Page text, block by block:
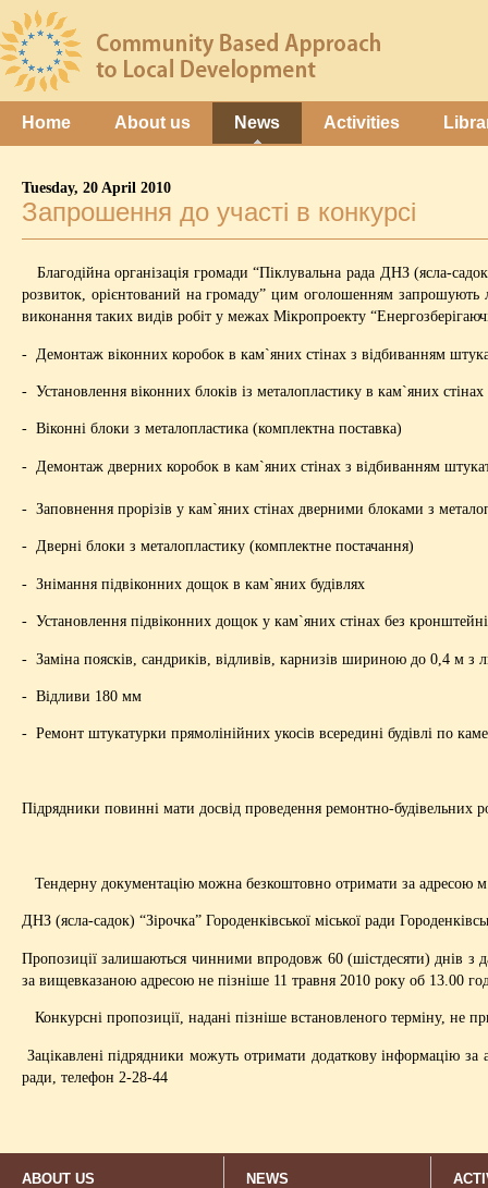
Home About us News Activities
Tuesday, 20 April 2010
Запрошення до участі в конкурсі
Благодійна організація громади “Піклувальна рада ДНЗ (ясла-
розвиток, орієнтований на громаду” цим оголошенням запрошують
виконання таких видів робіт у межах Мікропроекту
- Демонтаж віконних коробок в кам`яних стінах з відбиванням
- Установлення віконних блоків із металопластику в кам`яних стінах
- Віконні блоки з металопластика (комплектна поставка)
- Демонтаж дверних коробок в кам`яних стінах з відбиванням
- Заповнення прорізів у кам`яних стінах дверними блоками з
- Дверні блоки з металопластику (комплектне постачання)
- Знімання підвіконних дощок в кам`яних будівлях
- Установлення підвіконних дощок у кам`яних стінах без
- Заміна поясків, сандриків, відливів, карнизів шириною до 0,4 м з
- Відливи 180 мм
- Ремонт штукатурки прямолінійних укосів всередині будівлі по
Підрядники повинні мати досвід проведення ремонтно-будівельних
Тендерну документацію можна безкоштовно отримати за адресою
ДНЗ (ясла-садок) “Зірочка” Городенківської міської ради
Пропозиції залишаються чинними впродовж 60 (шістдесяти) днів з
за вищевказаною адресою не пізніше 11 травня 2010 року об 13.00
Конкурсні пропозиції, надані пізніше встановленого терміну, не
Зацікавлені підрядники можуть отримати додаткову інформацію
ради, телефон 2-28-44
ABOUT US
NEWS